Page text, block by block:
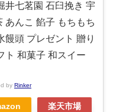
井七茗園 石臼挽き 宇
あんこ 餡子 もちもち
饅頭 プレゼント 贈り
ト 和菓子 和スイー
by Rinker
楽天市場